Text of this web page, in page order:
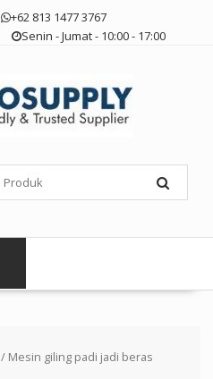
+62 813 1477 3767
Senin - Jumat - 10:00 - 17:00
/ Mesin giling padi jadi beras